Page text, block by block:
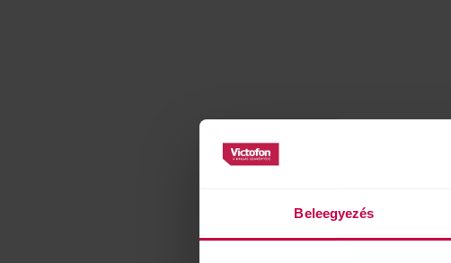
Beleegyezés